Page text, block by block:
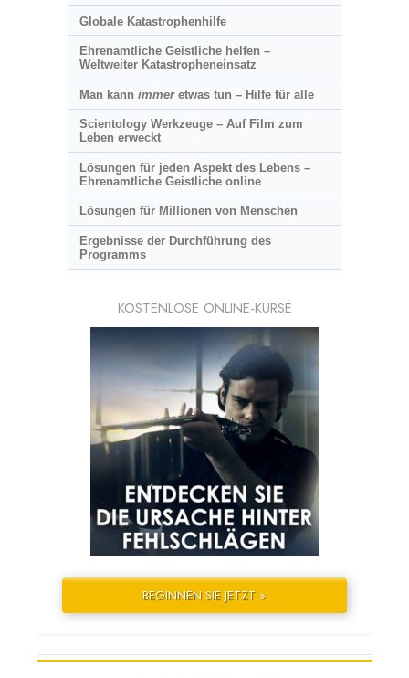
Globale Katastrophenhilfe
Ehrenamtliche Geistliche helfen –
Weltweiter Katastropheneinsatz
Man kann immeretwas tun – Hilfe für alle
Scientology Werkzeuge – Auf Film zum
Leben erweckt
Lösungen für jeden Aspekt des Lebens –
Ehrenamtliche Geistliche online
Lösungen für Millionen von Menschen
Ergebnisse der Durchführung des
Programms
KOSTENLOSE ONLINE-KURSE
BEGINNEN SIE JETZT »